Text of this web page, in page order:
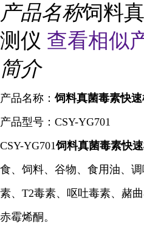
产品名称饲料
测仪 查看相似
简介
产品名称：饲料真菌毒素快
产品型号： CSY-YG701
CSY-YG701饲料真菌毒素快
食、饲料、谷物、食用油、
素、T2毒素、呕吐毒素、赭
赤霉烯酮。